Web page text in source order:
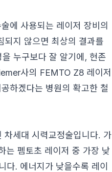
에 사용되는 레이저 장비의
되지 않으면 최상의 결과를
누구보다 잘 알기에, 현존
사의 FEMTO Z8 레이저
하겠다는 병원의 확고한 철
차세대 시력교정술입니다. 가
는 펨토초 레이저 중 가장 낮
다. 에너지가 낮을수록 레이